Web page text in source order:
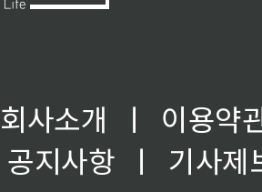
회사소개 ㅣ
이용약
공지사항
ㅣ
기사제